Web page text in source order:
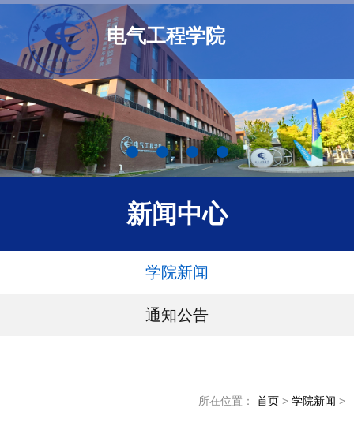
电气工程学院
新闻中心
学院新闻
通知公告
所在位置： 首页> 学院新闻 >